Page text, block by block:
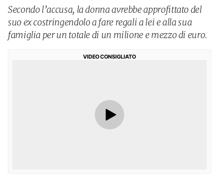
Secondo l’accusa, la donna avrebbe approfittato del
suo ex costringendolo a fare regali a lei e alla sua
famiglia per un totale di un milione e mezzo di euro.
VIDEO CONSIGLIATO